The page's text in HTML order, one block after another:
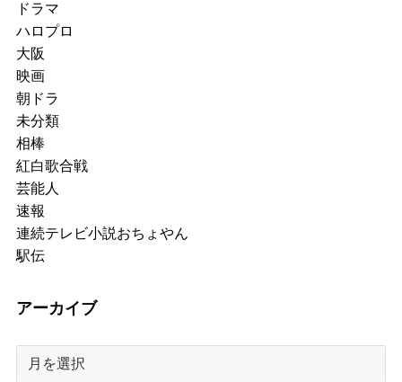
ドラマ
ハロプロ
大阪
映画
朝ドラ
未分類
相棒
紅白歌合戦
芸能人
速報
連続テレビ小説おちょやん
駅伝
アーカイブ